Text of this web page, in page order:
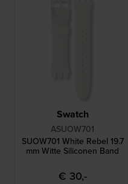
Swatch
ASUOW701
SUOW701 White Rebel 19.7
mm Witte Siliconen Band
€ 30,-